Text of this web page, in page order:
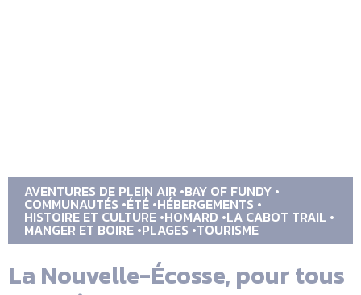
AVENTURES DE PLEIN AIR BAY OF FUNDY
COMMUNAUTÉS ÉTÉ HÉBERGEMENTS
HISTOIRE ET CULTURE HOMARD LA CABOT TRAIL
MANGER ET BOIRE PLAGES TOURISME
La Nouvelle-Écosse, pour tous